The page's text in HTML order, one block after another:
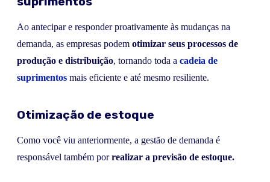
Ao antecipar e responder proativamente às mudanças na
demanda, as empresas podem otimizar seus processos de
produção e distribuição, tornando toda a cadeia de
suprimentos mais eficiente e até mesmo resiliente.
Otimização de estoque
Como você viu anteriormente, a gestão de demanda é
responsável também porrealizar a previsão de estoque.